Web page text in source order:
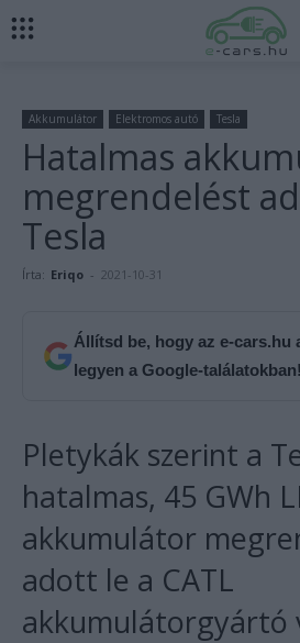
Akkumulátor Elektromos autó Tesla
Hatalmas
megrendelést
Tesla
Írta: Eriqo - 2021-10-31
Állítsd be, hogy az e-cars.hu
legyen a Google-találatokban!
Pletykák szerint a
hatalmas, 45 GWh
akkumulátor
adott le a CATL
akkumulátorgyártó